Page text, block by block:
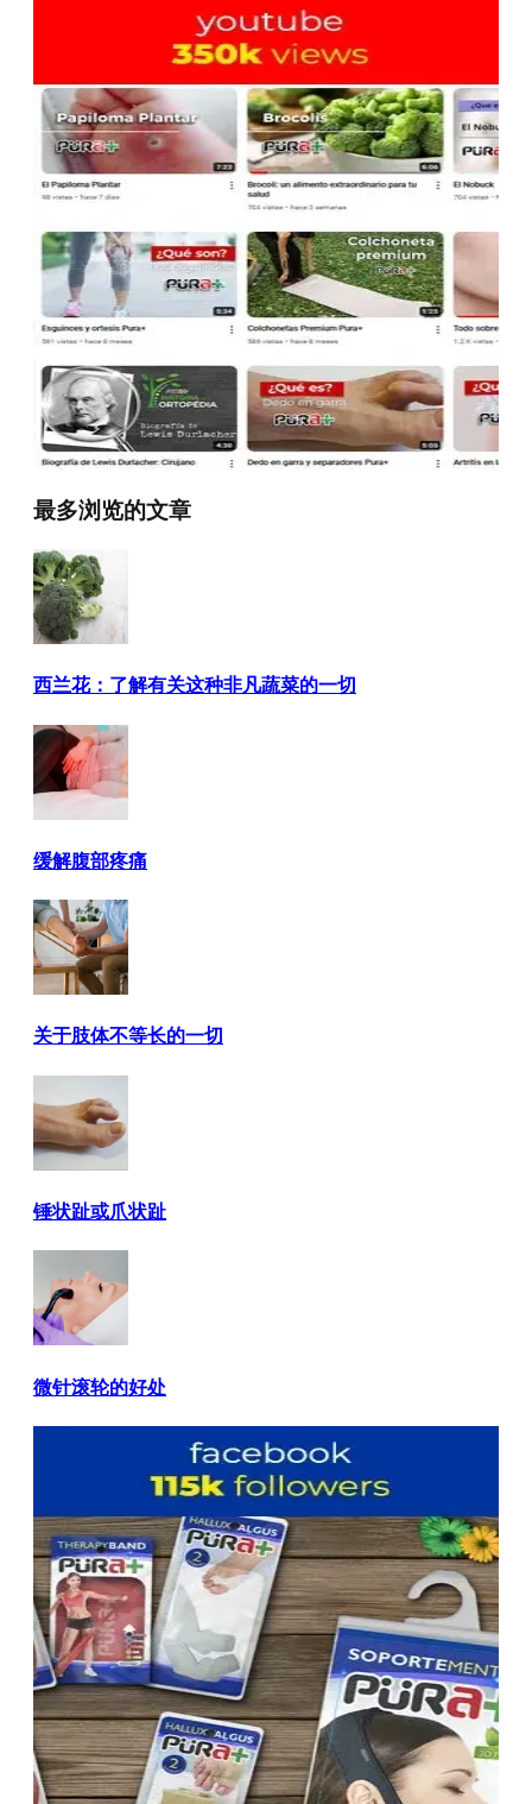
最多浏览的文章
西兰花：了解有关这种非凡蔬菜的一切
缓解腹部疼痛
关于肢体不等长的一切
锤状趾或爪状趾
微针滚轮的好处